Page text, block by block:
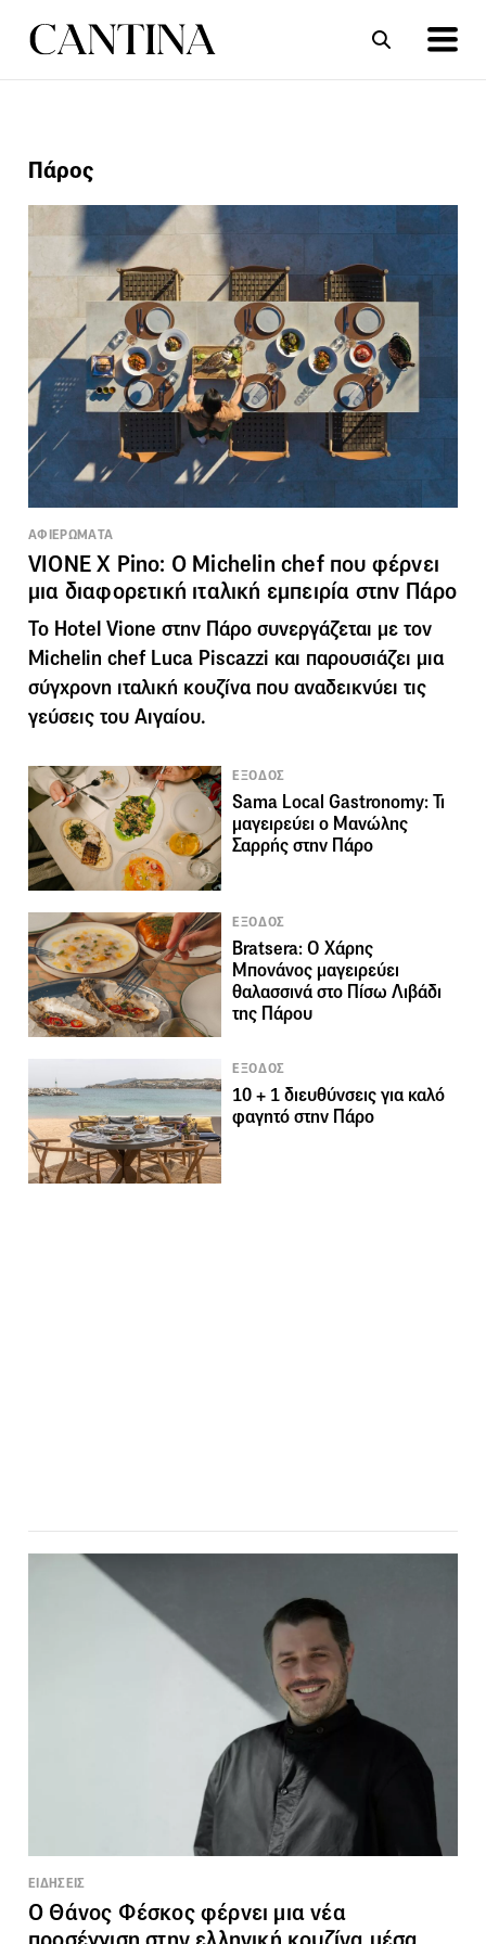
Πάρος
ΑΦΙΕΡΩΜΑΤΑ
VIONE X Pino: Ο Μichelin chef που φέρνει
μια διαφορετική ιταλική εμπειρία στην Πάρο
Το Hotel Vione στην Πάρο συνεργάζεται με τον
Michelin chef Luca Piscazzi και παρουσιάζει μια
σύγχρονη ιταλική κουζίνα που αναδεικνύει τις
γεύσεις του Αιγαίου.
ΕΞΟΔΟΣ
Sama Local Gastronomy: Τι
μαγειρεύει ο Μανώλης
Σαρρής στην Πάρο
ΕΞΟΔΟΣ
Bratsera: Ο Χάρης
Μπονάνος μαγειρεύει
θαλασσινά στο Πίσω Λιβάδι
της Πάρου
ΕΞΟΔΟΣ
10 + 1 διευθύνσεις για καλό
φαγητό στην Πάρο
ΕΙΔΗΣΕΙΣ
Ο Θάνος Φέσκος φέρνει μια νέα